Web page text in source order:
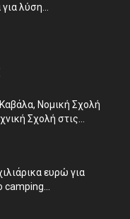
λύση...
Νομική Σχολή
Σχολή στις...
ευρώ για